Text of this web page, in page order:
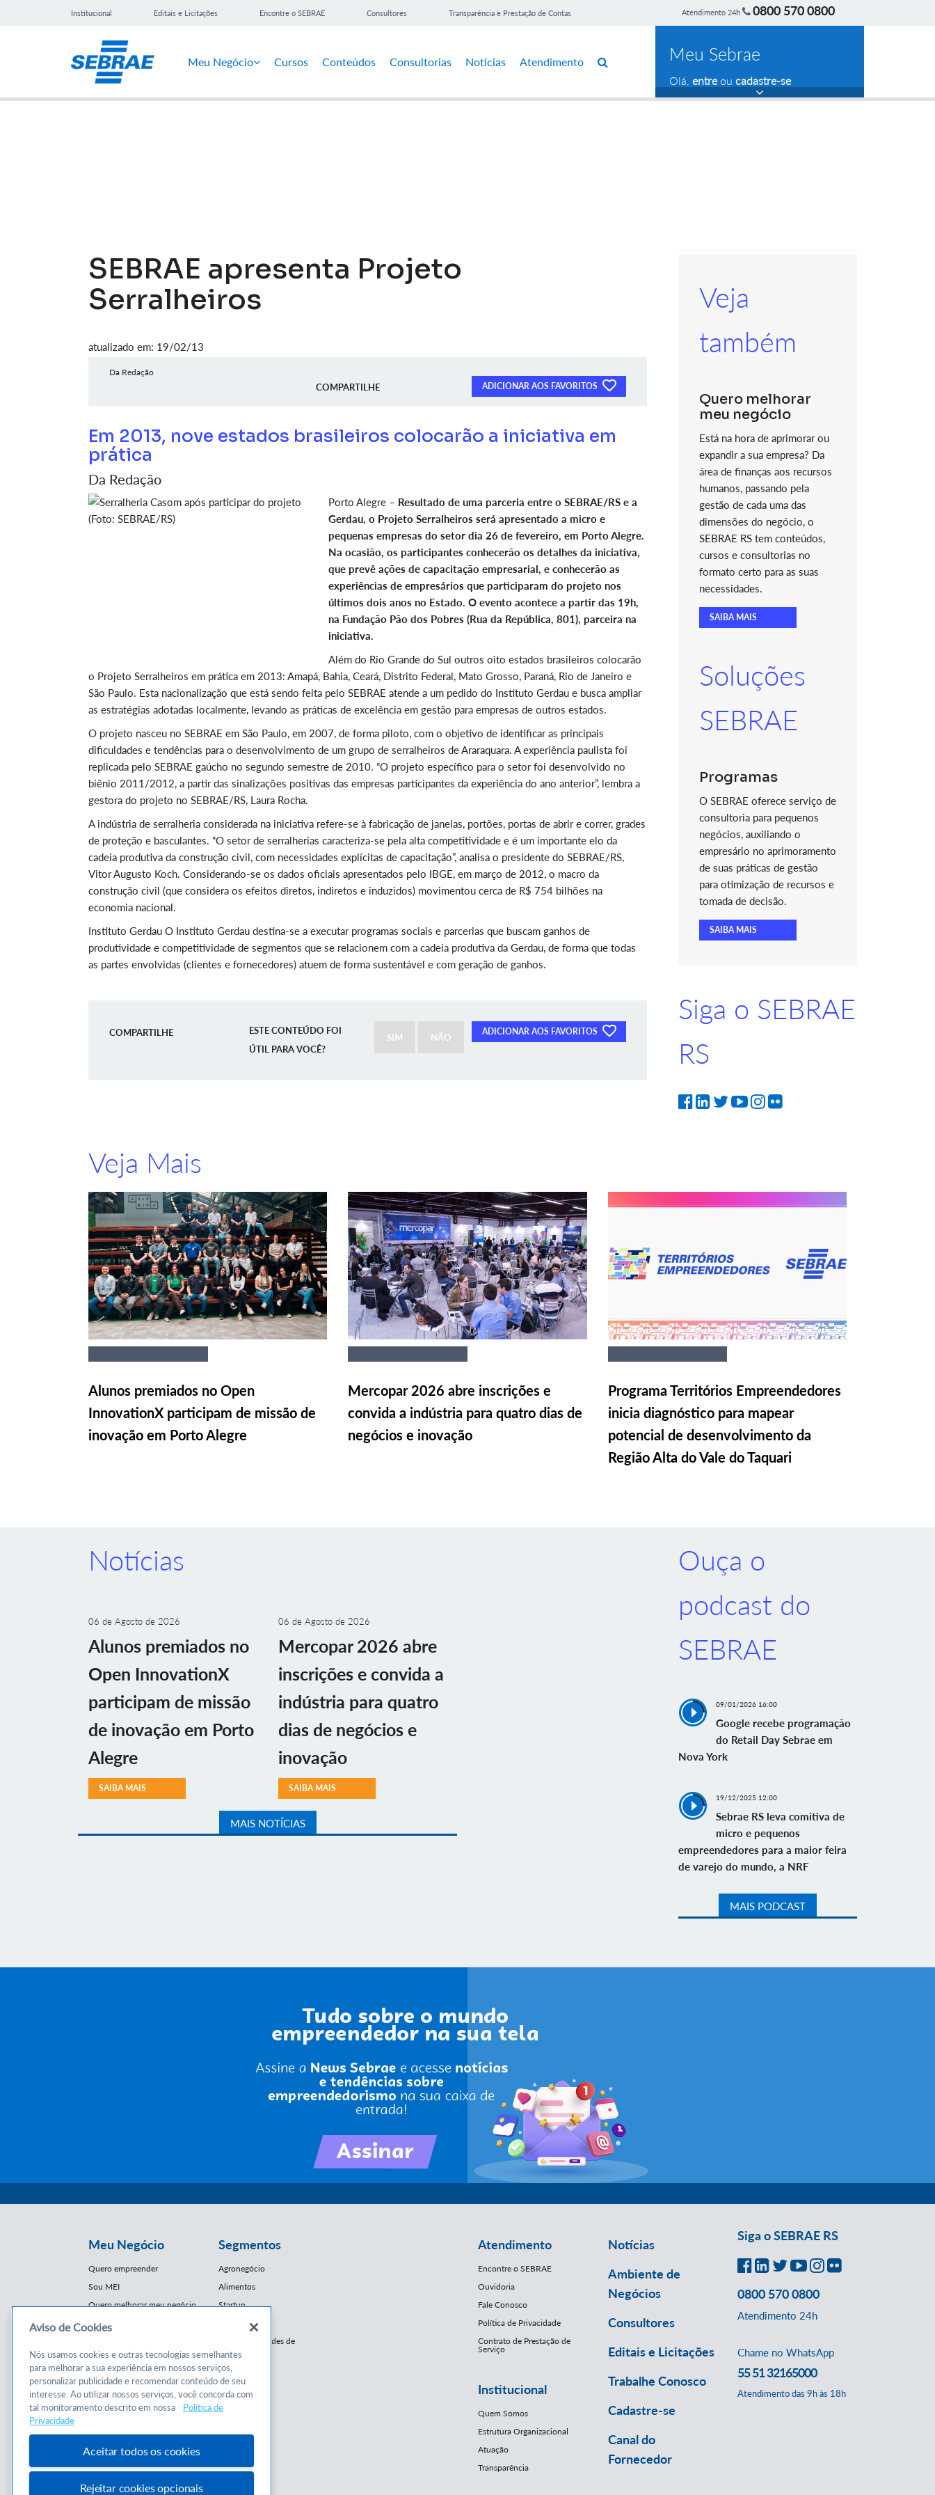
Institucional Editais e Licitações Encontre o SEBRAE Consultores Transparência e Prestação de Contas Atendimento 24h 0800 570 0800
Meu Negócio Cursos Conteúdos Consultorias Notícias Atendimento Meu Sebrae
Olá, entreou cadastre-se
SEBRAE apresenta Projeto
Serralheiros
atualizado em: 19/02/13
Da Redação
COMPARTILHE ADICIONAR AOS FAVORITOS
Em 2013, nove estados brasileiros colocarão a iniciativa em
prática
Da Redação
Porto Alegre – Resultado de uma parceria entre o SEBRAE/RS e a
Gerdau, o Projeto Serralheiros será apresentado a micro e
pequenas empresas do setor dia 26 de fevereiro, em Porto Alegre.
Na ocasião, os participantes conhecerão os detalhes da iniciativa,
que prevê ações de capacitação empresarial, e conhecerão as
experiências de empresários que participaram do projeto nos
últimos dois anos no Estado. O evento acontece a partir das 19h,
na Fundação Pão dos Pobres (Rua da República, 801), parceira na
iniciativa.
Além do Rio Grande do Sul outros oito estados brasileiros colocarão
o Projeto Serralheiros em prática em 2013: Amapá, Bahia, Ceará, Distrito Federal, Mato Grosso, Paraná, Rio de Janeiro e
São Paulo. Esta nacionalização que está sendo feita pelo SEBRAE atende a um pedido do Instituto Gerdau e busca ampliar
as estratégias adotadas localmente, levando as práticas de excelência em gestão para empresas de outros estados.
O projeto nasceu no SEBRAE em São Paulo, em 2007, de forma piloto, com o objetivo de identificar as principais
dificuldades e tendências para o desenvolvimento de um grupo de serralheiros de Araraquara. A experiência paulista foi
replicada pelo SEBRAE gaúcho no segundo semestre de 2010. “O projeto específico para o setor foi desenvolvido no
biênio 2011/2012, a partir das sinalizações positivas das empresas participantes da experiência do ano anterior”, lembra a
gestora do projeto no SEBRAE/RS, Laura Rocha.
A indústria de serralheria considerada na iniciativa refere-se à fabricação de janelas, portões, portas de abrir e correr, grades
de proteção e basculantes. “O setor de serralherias caracteriza-se pela alta competitividade e é um importante elo da
cadeia produtiva da construção civil, com necessidades explícitas de capacitação”, analisa o presidente do SEBRAE/RS,
Vitor Augusto Koch. Considerando-se os dados oficiais apresentados pelo IBGE, em março de 2012, o macro da
construção civil (que considera os efeitos diretos, indiretos e induzidos) movimentou cerca de R$ 754 bilhões na
economia nacional.
Instituto Gerdau O Instituto Gerdau destina-se a executar programas sociais e parcerias que buscam ganhos de
produtividade e competitividade de segmentos que se relacionem com a cadeia produtiva da Gerdau, de forma que todas
as partes envolvidas (clientes e fornecedores) atuem de forma sustentável e com geração de ganhos.
COMPARTILHE ADICIONAR AOS FAVORITOS
ESTE CONTEÚDO FOI
ÚTIL PARA VOCÊ?
SIM NÃO
Veja
também
Quero melhorar
meu negócio
Está na hora de aprimorar ou
expandir a sua empresa? Da
área de finanças aos recursos
humanos, passando pela
gestão de cada uma das
dimensões do negócio, o
SEBRAE RS tem conteúdos,
cursos e consultorias no
formato certo para as suas
necessidades.
SAIBA MAIS
Soluções
SEBRAE
Programas
O SEBRAE oferece serviço de
consultoria para pequenos
negócios, auxiliando o
empresário no aprimoramento
de suas práticas de gestão
para otimização de recursos e
tomada de decisão.
SAIBA MAIS
Siga o SEBRAE
RS
Veja Mais
Alunos premiados no Open
InnovationX participam de missão de
inovação em Porto Alegre
Mercopar 2026 abre inscrições e
convida a indústria para quatro dias de
negócios e inovação
Programa Territórios Empreendedores
inicia diagnóstico para mapear
potencial de desenvolvimento da
Região Alta do Vale do Taquari
Notícias
06 de Agosto de 2026
Alunos premiados no
Open InnovationX
participam de missão
de inovação em Porto
Alegre
SAIBA MAIS
06 de Agosto de 2026
Mercopar 2026 abre
inscrições e convida a
indústria para quatro
dias de negócios e
inovação
SAIBA MAIS
MAIS NOTÍCIAS
Ouça o
podcast do
SEBRAE
09/01/2026 16:00
Google recebe programação
do Retail Day Sebrae em
Nova York
19/12/2025 12:00
Sebrae RS leva comitiva de
micro e pequenos
empreendedores para a maior feira
de varejo do mundo, a NRF
MAIS PODCAST
Meu Negócio
Quero empreender
Sou MEI
Quero melhorar meu negócio
Conteúdos
Cursos
Consultorias
Segmentos
Agronegócio
Alimentos
Startup
E-Commerce
Franquias / Redes de
Cooperação
Moda
Moveleiro
Saúde
Mercopar
Atendimento
Encontre o SEBRAE
Ouvidoria
Fale Conosco
Política de Privacidade
Contrato de Prestação de
Serviço
Institucional
Quem Somos
Estrutura Organizacional
Atuação
Transparência
Notícias
Ambiente de
Negócios
Consultores
Editais e Licitações
Trabalhe Conosco
Cadastre-se
Canal do
Fornecedor
Siga o SEBRAE RS
0800 570 0800
Atendimento 24h
Chame no WhatsApp
55 51 32165000
Atendimento das 9h às 18h
Aviso de Cookies
Nós usamos cookies e outras tecnologias semelhantes
para melhorar a sua experiência em nossos serviços,
personalizar publicidade e recomendar conteúdo de seu
interesse. Ao utilizar nossos serviços, você concorda com
tal monitoramento descrito em nossa
Política de
Privacidade
Aceitar todos os cookies
Rejeitar cookies opcionais